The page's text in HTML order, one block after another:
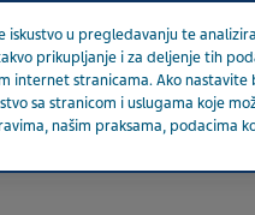
u pregledavanju te
prikupljanje i za deljenje tih
internet stranicama. Ako nastavite
sa stranicom i uslugama koje
našim praksama, podacima